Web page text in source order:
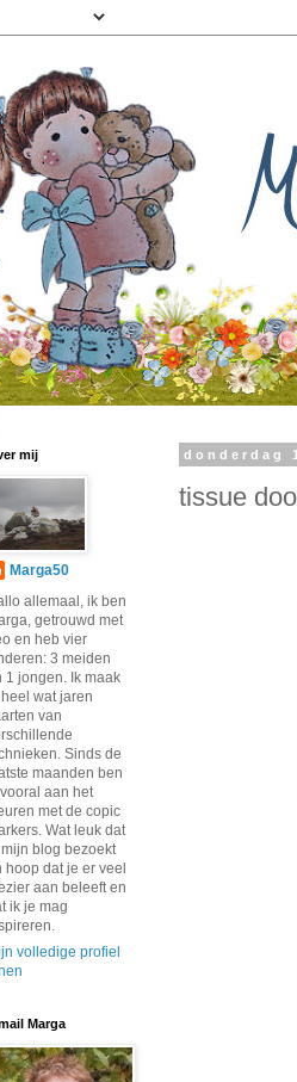
donderdag
tissue
mij
Marga50
allemaal, ik ben
getrouwd met
en heb vier
3 meiden
1 jongen. Ik maak
wat jaren
van
Sinds de
maanden ben
aan het
met de copic
Wat leuk dat
blog bezoekt
hoop dat je er veel
aan beleeft en
ik je mag
volledige profiel
Marga